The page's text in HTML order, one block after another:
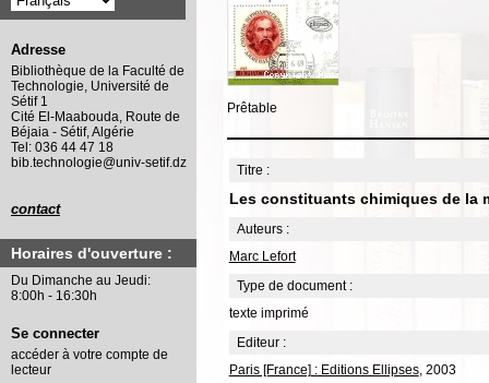
Prêtable
Titre :
Les constituants chimiques de la
Auteurs :
Marc Lefort
Type de document :
texte imprimé
Editeur :
Paris [France] : Editions Ellipses, 2003
Adresse
Bibliothèque de la Faculté de
Technologie, Université de
Sétif 1
Cité El-Maabouda, Route de
Béjaia - Sétif, Algérie
Tel: 036 44 47 18
bib.technologie@univ-setif.dz
contact
Horaires d'ouverture :
Du Dimanche au Jeudi:
8:00h - 16:30h
Se connecter
accéder à votre compte de
lecteur